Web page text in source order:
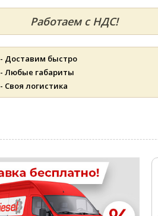
Работаем с НДС!
- Доставим быстро
- Любые габариты
- Своя логистика